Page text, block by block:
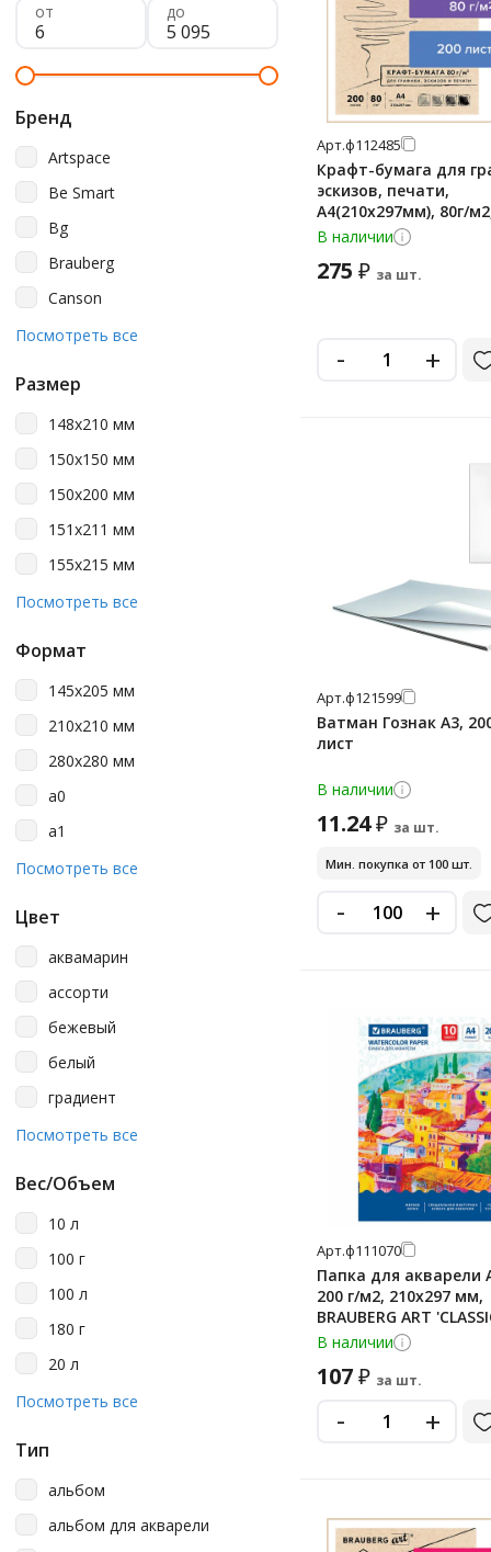
от до
Бренд
Artspace
Be Smart
Bg
Brauberg
Canson
Clairefontaine
Palazzo
Staff
Архангельский Цбк
Выбор Есть
Гознак
Гознак Спб
Комус Класс
Мульти-Пульти
Пифагор
Юнландия
№1 School
Посмотреть все
Размер
148х210 мм
150х150 мм
150х200 мм
151х211 мм
155х215 мм
190х170 мм
297х370 мм
297х420 мм
420х594 мм
Посмотреть все
Формат
145х205 мм
210х210 мм
280х280 мм
a0
a1
a2
Посмотреть все
Цвет
аквамарин
ассорти
бежевый
белый
градиент
джинсовый
светло-голубой
светло-розовый
светло-серый
Посмотреть все
Вес/Объем
10 л
100 г
100 л
180 г
20 л
200 г
Посмотреть все
Тип
альбом
альбом для акварели
Арт.ф112485
Крафт-бумага для
эскизов, печати,
А4(210х297мм), 80г/
BRAUBERG ART
В наличии
275 ₽ за шт.
- +
Арт.ф121599
Ватман Гознак А3,
лист
В наличии
11.24₽ за шт.
Мин. покупка от 100 шт.
- +
Арт.ф111070
Папка для акварели
200 г/м2, 210х297 мм,
BRAUBERG ART
'Южный городок',
В наличии
107₽ за шт.
- +